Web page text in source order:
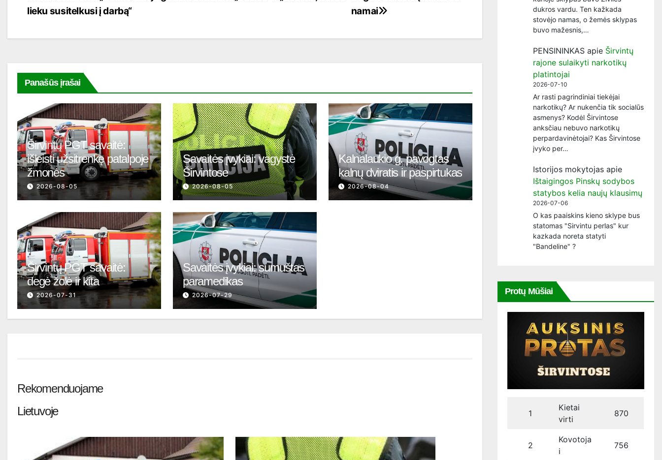
tarp
įrašų
namai
lieku susitelkusi į darbą“
Panašūs įrašai
Širvintų PGT savaitė:
išleisti užsitrenkę patalpoje
žmonės
2026-08-05
Savaitės įvykiai: vagystė
Širvintose
2026-08-05
Kalnalaukio g. pavogtas
kalnų dviratis ir paspirtukas
2026-08-04
Širvintų PGT savaitė:
degė žolė ir kita
2026-07-31
Savaitės įvykiai: sumuštas
paramedikas
2026-07-29
Rekomenduojame
Lietuvoje
dukros vardu. Ten kažkada
stovėjo namas, o žemės sklypas
buvo mažesnis,…
PENSININKAS apie Širvintų
rajone sulaikyti narkotikų
platintojai
2026-07-10
Ar rasti pagrindiniai tiekėjai
narkotikų? Ar nukenčia tik socialūs
asmenys? Kodėl Širvintose
anksčiau nebuvo narkotikų
perpardavinėtojai? Kas Širvintose
įvyko per…
Istorijos mokytojas apie
Ištaigingos Pinskų sodybos
statybos kelia naujų klausimų
2026-07-06
O kas paaiskins kieno sklype bus
statomas "Sirvintu perlas" kur
kazkada noreta statyti
"Bandeline" ?
Protų Mūšiai
1
Kietai
virti
870
2
Kovotoja
i
756